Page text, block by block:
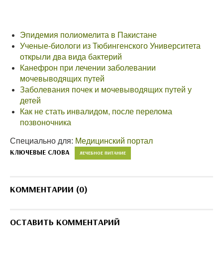
Эпидемия полиомелита в Пакистане
Ученые-биологи из Тюбингенского Университета
открыли два вида бактерий
Канефрон при лечении заболевании
мочевыводящих путей
Заболевания почек и мочевыводящих путей у
детей
Как не стать инвалидом, после перелома
позвоночника
Специально для: Медицинский портал
КЛЮЧЕВЫЕ СЛОВА ЛЕЧЕБНОЕ ПИТАНИЕ
КОММЕНТАРИИ (0)
ОСТАВИТЬ КОММЕНТАРИЙ